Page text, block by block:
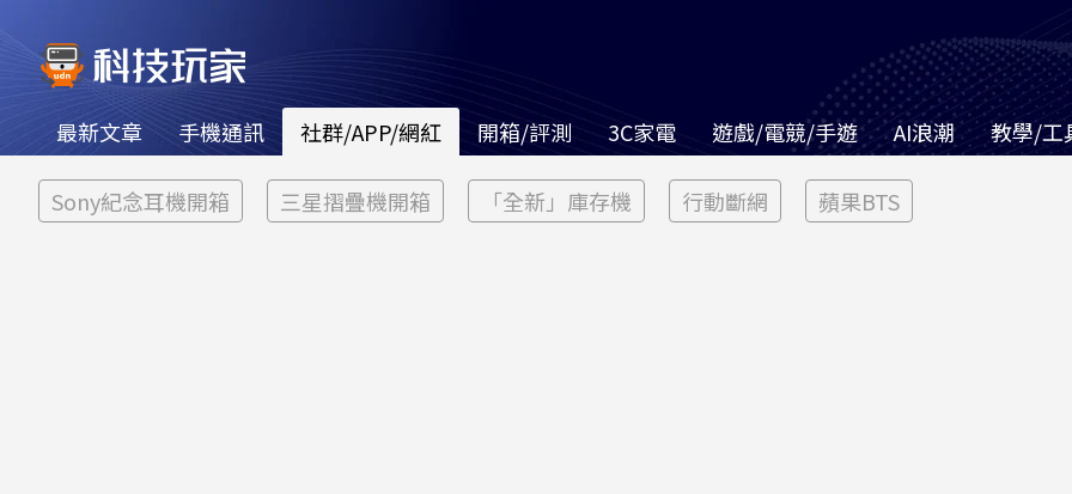
最新文章 手機通訊 社群/APP/網紅 開箱/評測 3C家電 遊戲/電競/手遊 AI浪潮 教學/工
Sony紀念耳機開箱 三星摺疊機開箱 「全新」庫存機 行動斷網 蘋果BTS